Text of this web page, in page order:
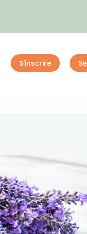
S'inscrire